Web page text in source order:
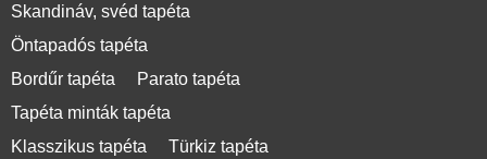
Skandináv, svéd tapéta
Öntapadós tapéta
Bordűr tapéta
Parato tapéta
Tapéta minták tapéta
Klasszikus tapéta
Türkiz tapéta